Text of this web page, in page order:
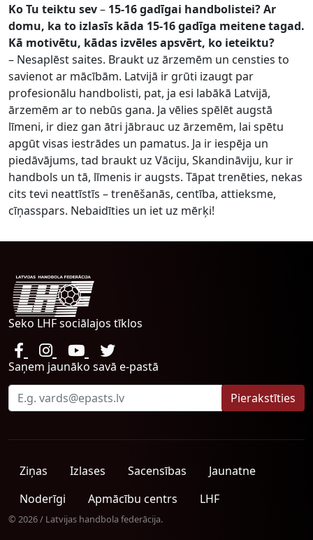
Ko Tu teiktu sev– 15-16 gadīgai handbolistei? Ar
domu, ka to izlasīs kāda 15-16 gadīga meitene tagad.
Kā motivētu, kādas izvēles apsvērt, ko ieteiktu?
– Nesaplēst saites. Braukt uz ārzemēm un censties to
savienot ar mācībām. Latvijā ir grūti izaugt par
profesionālu handbolisti, pat, ja esi labākā Latvijā,
ārzemēm ar to nebūs gana. Ja vēlies spēlēt augstā
līmeni, ir diez gan ātri jābrauc uz ārzemēm, lai spētu
apgūt visas iestrādes un pamatus. Ja ir iespēja un
piedāvājums, tad braukt uz Vāciju, Skandināviju, kur ir
handbols un tā, līmenis ir augsts. Tāpat trenēties, nekas
cits tevi neattīstīs – trenēšanās, centība, attieksme,
cīņasspars. Nebaidīties un iet uz mērķi!
Seko LHF sociālajos tīklos
Saņem jaunāko savā e-pastā
Ziņas Izlases Sacensības
Jaunatne
Noderīgi
Apmācību centrs LHF
© 2026 / Latvijas handbola federācija.